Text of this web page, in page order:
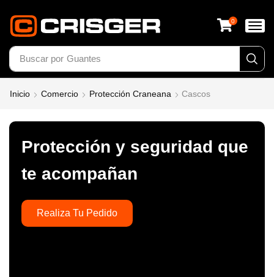
Buscar por Guantes
0
Inicio Comercio Protección Craneana Cascos
Protección y seguridad que
te acompañan
Realiza Tu Pedido